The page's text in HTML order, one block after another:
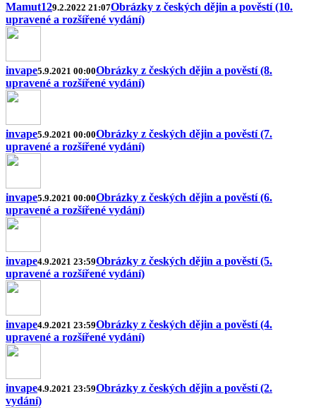
Mamut129.2.2022 21:07Obrázky z českých dějin a pověstí (10.
upravené a rozšířené vydání)
invape5.9.2021 00:00Obrázky z českých dějin a pověstí (8.
upravené a rozšířené vydání)
invape5.9.2021 00:00Obrázky z českých dějin a pověstí (7.
upravené a rozšířené vydání)
invape5.9.2021 00:00Obrázky z českých dějin a pověstí (6.
upravené a rozšířené vydání)
invape4.9.2021 23:59Obrázky z českých dějin a pověstí (5.
upravené a rozšířené vydání)
invape4.9.2021 23:59Obrázky z českých dějin a pověstí (4.
upravené a rozšířené vydání)
invape4.9.2021 23:59Obrázky z českých dějin a pověstí (2.
vydání)